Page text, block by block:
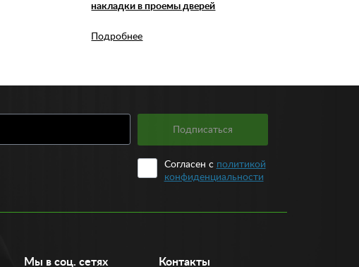
накладки в проемы дверей
Подробнее
Подписаться
Согласен с политикой
конфиденциальности
Мы в соц. сетях Контакты